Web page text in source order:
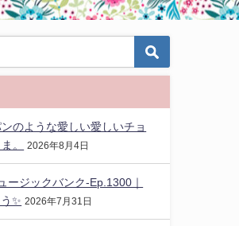
のような愛しい愛しいチョ
。
2026年8月4日
ージックバンク-Ep.1300｜
✨️ 2026年7月31日